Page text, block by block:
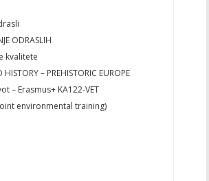
ODRASLIH
kvalitete
HISTORY – PREHISTORIC EUROPE
– Erasmus+ KA122-VET
environmental training)